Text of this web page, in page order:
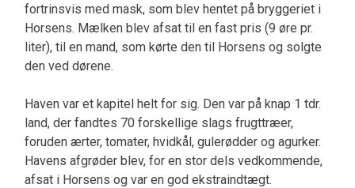
fortrinsvis med mask, som blev hentet på bryggeriet i
Horsens. Mælken blev afsat til en fast pris (9 øre pr.
liter), til en mand, som kørte den til Horsens og solgte
den ved dørene.
Haven var et kapitel helt for sig. Den var på knap 1 tdr.
land, der fandtes 70 forskellige slags frugttræer,
foruden ærter, tomater, hvidkål, gulerødder og agurker.
Havens afgrøder blev, for en stor dels vedkommende,
afsat i Horsens og var en god ekstraindtægt.